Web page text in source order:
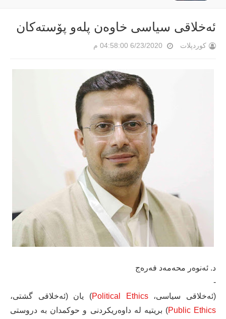
ئه‌خلاقی سیاسی خاوه‌ن پله‌و پۆسته‌كان
کوردپلات 6/23/2020 04:58:00 م
د. ئەنوه‌ر محه‌مه‌د فه‌ره‌ج
-
(ئه‌خلاقی سیاسی،Political Ethics) یان (ئه‌خلاقی گشتی،
Public Ethics) بریتیه‌ له‌ داوه‌ریكردنی و حوكمدان به‌ دروستی